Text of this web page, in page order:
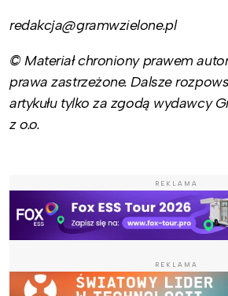
redakcja@gramwzielone.pl
© Materiał chroniony prawem
prawa zastrzeżone. Dalsze
artykułu tylko za zgodą wydawcy
z o.o.
REKLAMA
REKLAMA